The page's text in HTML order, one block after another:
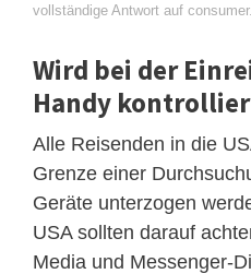
vollständige Antwort auf
Wird bei der
Handy
Alle Reisenden in die
Grenze einer
Geräte unterzogen
USA sollten darauf
Media und Messenger-